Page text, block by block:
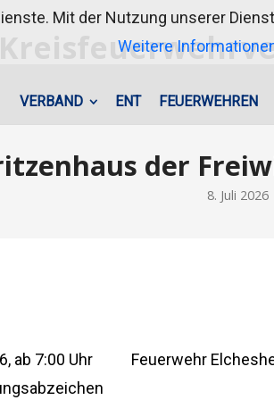
VERBAND ENT FEUERWEHREN
der
8. Juli 2026
ab 7:00 Uhr
Feuerwehr
Mit der Nutzung unserer
Weitere